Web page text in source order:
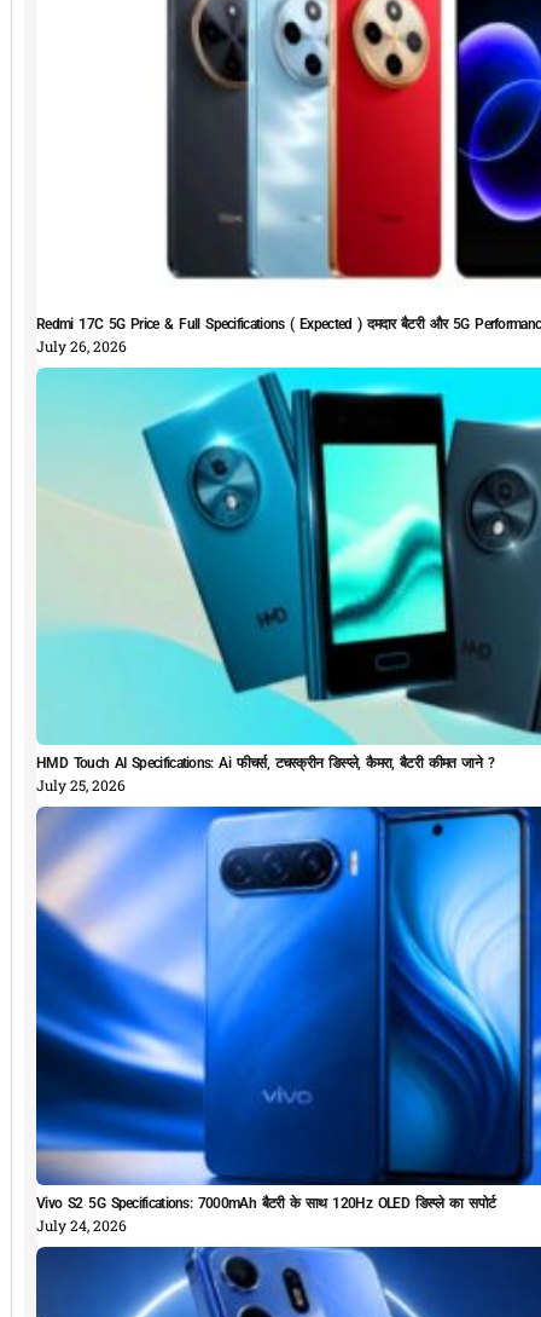
Redmi 17C 5G Price & Full Specifications ( Expected ) दमदार बैटरी और 5G
July 26, 2026
HMD Touch AI Specifications: Ai फीचर्स, टचस्क्रीन डिस्प्ले, कैमरा, बैटरी कीमत जाने ?
July 25, 2026
Vivo S2 5G Specifications: 7000mAh बैटरी के साथ 120Hz OLED डिस्प्ले का सपोर्ट
July 24, 2026